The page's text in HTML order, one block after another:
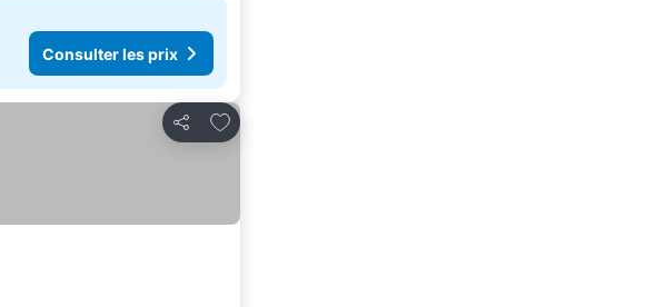
Consulter les prix
Partager
Ajouter à mes favoris